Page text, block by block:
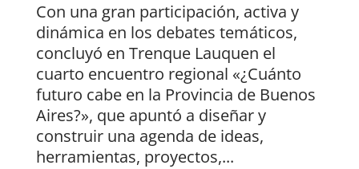
Con una gran participación, activa y
dinámica en los debates temáticos,
concluyó en Trenque Lauquen el
cuarto encuentro regional «¿Cuánto
futuro cabe en la Provincia de Buenos
Aires?», que apuntó a diseñar y
construir una agenda de ideas,
herramientas, proyectos,...